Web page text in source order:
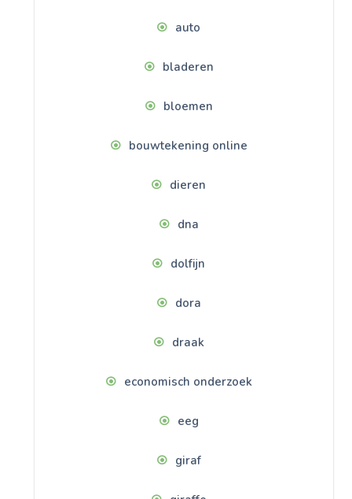
auto
bladeren
bloemen
bouwtekening online
dieren
dna
dolfijn
dora
draak
economisch onderzoek
eeg
giraf